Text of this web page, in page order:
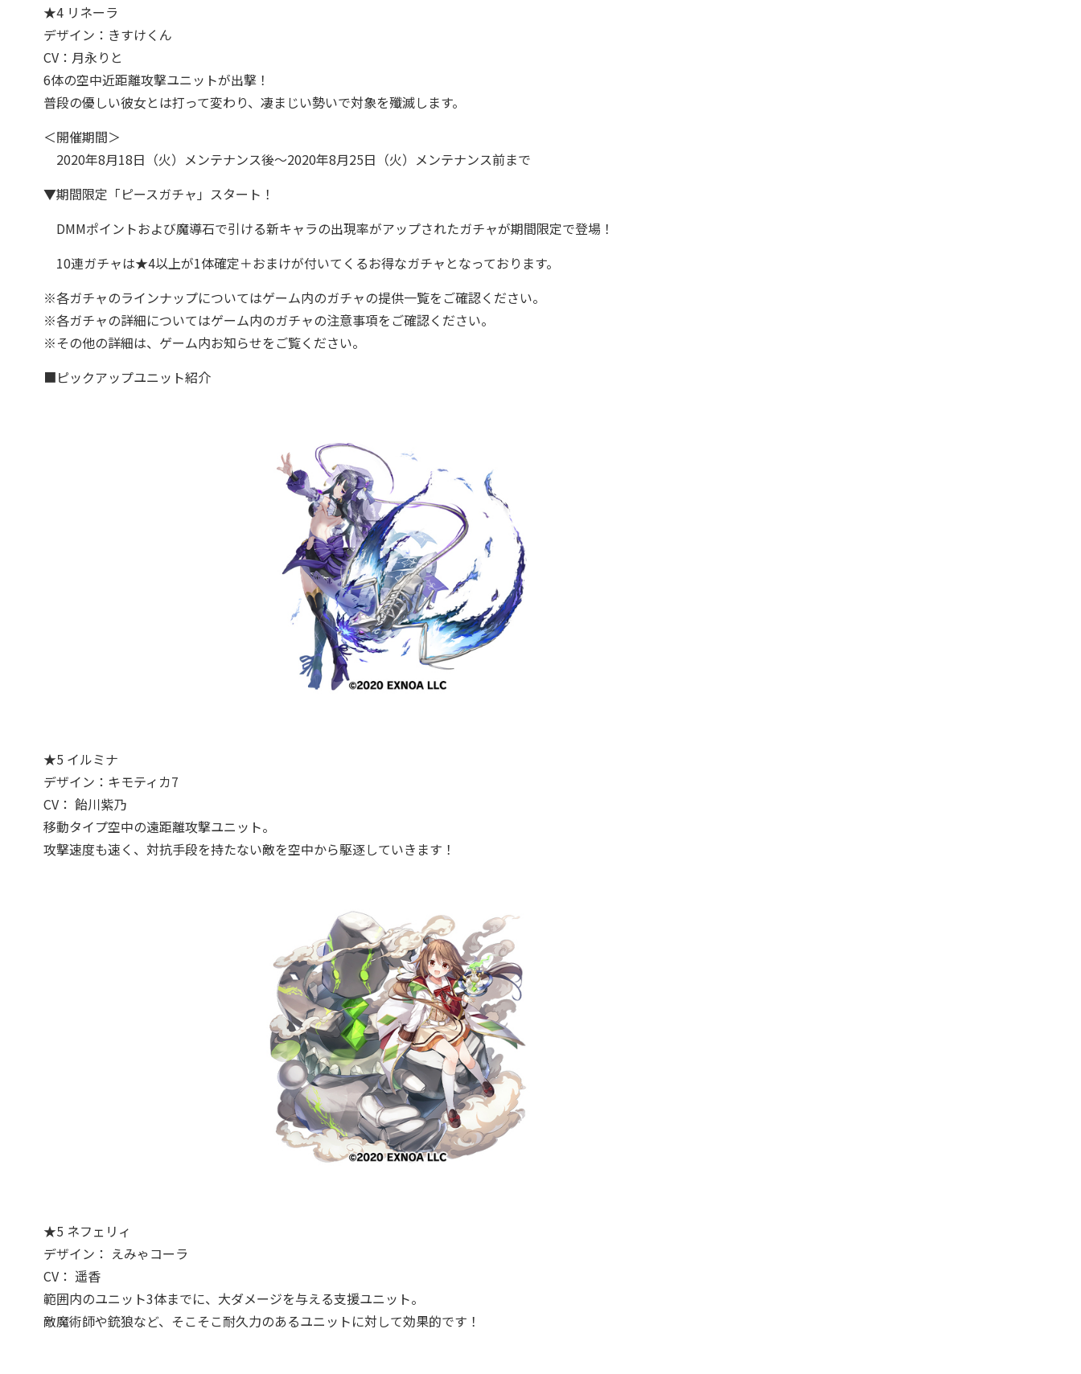
★4 リネーラ
デザイン：きすけくん
CV：月永りと
6体の空中近距離攻撃ユニットが出撃！
普段の優しい彼女とは打って変わり、凄まじい勢いで対象を殲滅します。
＜開催期間＞
2020年8月18日（火）メンテナンス後～2020年8月25日（火）メンテナンス前まで
▼期間限定「ピースガチャ」スタート！
DMMポイントおよび魔導石で引ける新キャラの出現率がアップされたガチャが期間限定で登場！
10連ガチャは★4以上が1体確定＋おまけが付いてくるお得なガチャとなっております。
※各ガチャのラインナップについてはゲーム内のガチャの提供一覧をご確認ください。
※各ガチャの詳細についてはゲーム内のガチャの注意事項をご確認ください。
※その他の詳細は、ゲーム内お知らせをご覧ください。
■ピックアップユニット紹介
★5 イルミナ
デザイン：キモティカ7
CV： 飴川紫乃
移動タイプ空中の遠距離攻撃ユニット。
攻撃速度も速く、対抗手段を持たない敵を空中から駆逐していきます！
★5 ネフェリィ
デザイン： えみゃコーラ
CV： 遥香
範囲内のユニット3体までに、大ダメージを与える支援ユニット。
敵魔術師や銃狼など、そこそこ耐久力のあるユニットに対して効果的です！